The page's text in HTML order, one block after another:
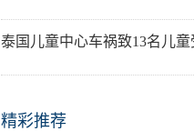
泰国儿童中心车祸致13名儿童
精彩推荐